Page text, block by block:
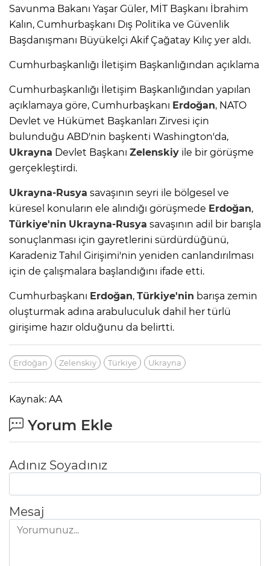
Savunma Bakanı Yaşar Güler, MİT Başkanı İbrahim
Kalın, Cumhurbaşkanı Dış Politika ve Güvenlik
Başdanışmanı Büyükelçi Akif Çağatay Kılıç yer aldı.
Cumhurbaşkanlığı İletişim Başkanlığından açıklama
Cumhurbaşkanlığı İletişim Başkanlığından yapılan
açıklamaya göre, Cumhurbaşkanı Erdoğan, NATO
Devlet ve Hükümet Başkanları Zirvesi için
bulunduğu ABD'nin başkenti Washington'da,
Ukrayna Devlet Başkanı Zelenskiy ile bir görüşme
gerçekleştirdi.
Ukrayna-Rusya savaşının seyri ile bölgesel ve
küresel konuların ele alındığı görüşmede Erdoğan,
Türkiye'nin Ukrayna-Rusya savaşının adil bir barışla
sonuçlanması için gayretlerini sürdürdüğünü,
Karadeniz Tahıl Girişimi'nin yeniden canlandırılması
için de çalışmalara başlandığını ifade etti.
Cumhurbaşkanı Erdoğan, Türkiye'nin barışa zemin
oluşturmak adına arabuluculuk dahil her türlü
girişime hazır olduğunu da belirtti.
Erdoğan Zelenskiy Türkiye Ukrayna
Kaynak: AA
Yorum Ekle
Adınız Soyadınız
Mesaj